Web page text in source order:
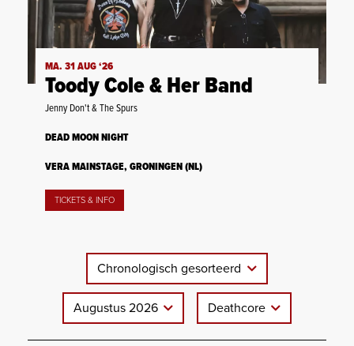
MA. 31 AUG ‘26
Toody Cole & Her Band
Jenny Don't & The Spurs
DEAD MOON NIGHT
VERA MAINSTAGE, GRONINGEN (NL)
TICKETS & INFO
Chronologisch gesorteerd
Augustus 2026 Deathcore